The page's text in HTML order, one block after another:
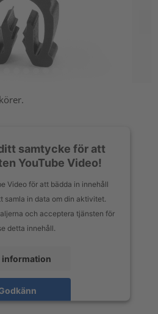
samtycke för att
YouTube Video!
Video för att bädda in innehåll
samla in data om din aktivitet.
och acceptera tjänsten för
detta innehåll.
information